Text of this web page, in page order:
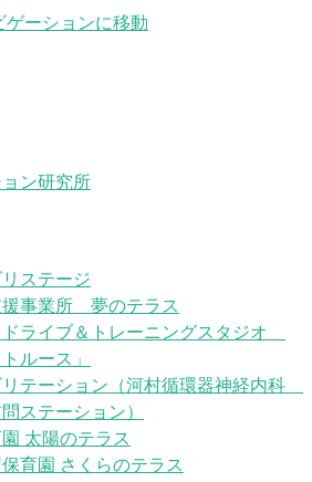
ゲーションに移動
ステージ
援事業所 夢のテラス
ライブ＆トレーニングスタジオ
ルース」
テーション（河村循環器神経内科
ステーション）
太陽のテラス
育園 さくらのテラス